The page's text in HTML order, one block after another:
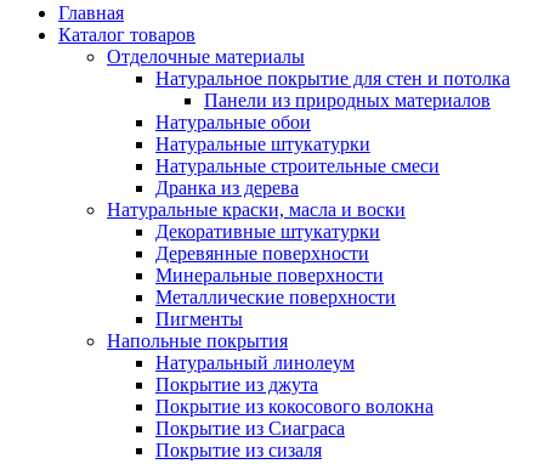
Главная
Каталог товаров
Отделочные материалы
Натуральное покрытие для стен и потолка
Панели из природных материалов
Натуральные обои
Натуральные штукатурки
Натуральные строительные смеси
Дранка из дерева
Натуральные краски, масла и воски
Декоративные штукатурки
Деревянные поверхности
Минеральные поверхности
Металлические поверхности
Пигменты
Напольные покрытия
Натуральный линолеум
Покрытие из джута
Покрытие из кокосового волокна
Покрытие из Сиаграса
Покрытие из сизаля